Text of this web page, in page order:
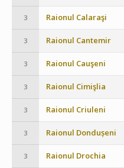
3 Raionul Calaraşi
3 Raionul Cantemir
3 Raionul Cauşeni
3 Raionul Cimişlia
3 Raionul Criuleni
3 Raionul Dondușeni
3 Raionul Drochia